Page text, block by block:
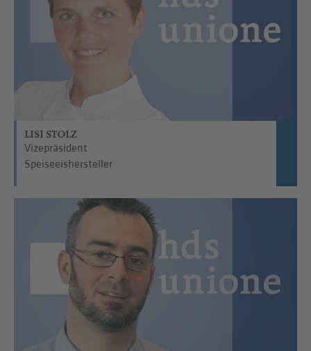
LISI STOLZ
Vizepräsident
Speiseeishersteller